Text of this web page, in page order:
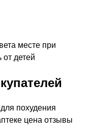
месте при
детей